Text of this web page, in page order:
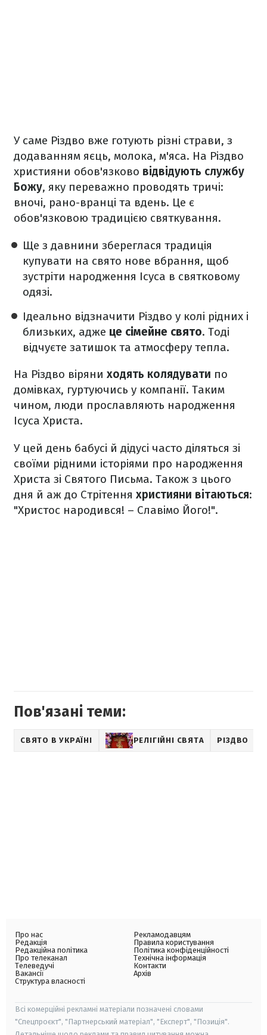
У саме Різдво вже готують різні страви, з
додаванням яєць, молока, м'яса. На Різдво
християни обов'язково відвідують службу
Божу, яку переважно проводять тричі:
вночі, рано-вранці та вдень. Це є
обов'язковою традицією святкування.
Ще з давнини збереглася традиція
купувати на свято нове вбрання, щоб
зустріти народження Ісуса в святковому
одязі.
Ідеально відзначити Різдво у колі рідних і
близьких, адже це сімейне свято. Тоді
відчуєте затишок та атмосферу тепла.
На Різдво віряни ходять колядувати по
домівках, гуртуючись у компанії. Таким
чином, люди прославляють народження
Ісуса Христа.
У цей день бабусі й дідусі часто діляться зі
своїми рідними історіями про народження
Христа зі Святого Письма. Також з цього
дня й аж до Стрітення християни вітаються:
"Христос народився! – Славімо Його!".
Пов'язані теми:
СВЯТО В УКРАЇНІ РЕЛІГІЙНІ СВЯТА РІЗДВО
Про нас
Редакція
Редакційна політика
Про телеканал
Телеведучі
Вакансії
Структура власності
Рекламодавцям
Правила користування
Політика конфіденційності
Технічна інформація
Контакти
Архів
Всі комерційні рекламні матеріали позначені словами
"Спецпроєкт", "Партнерський матеріал", "Експерт", "Позиція".